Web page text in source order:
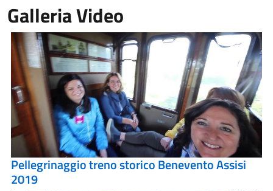
Galleria Video
Pellegrinaggio treno storico Benevento Assisi
2019